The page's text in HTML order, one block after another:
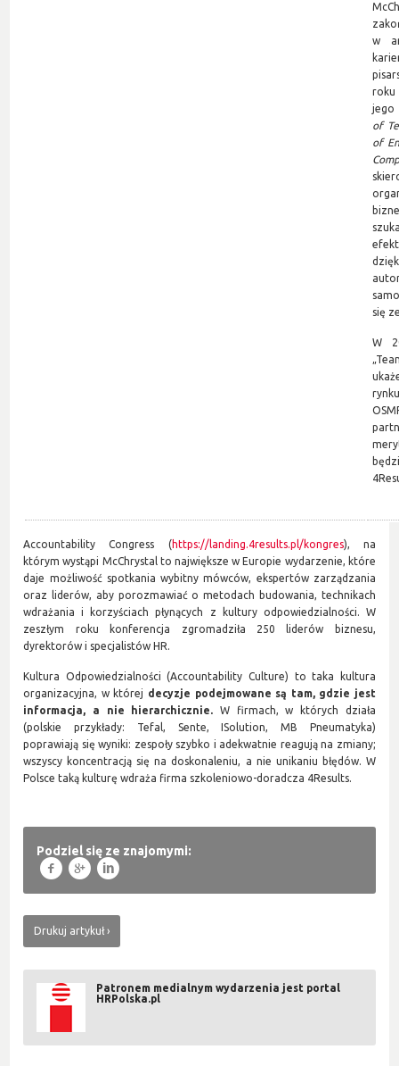
w
jego
of
of
się
W
Accountability Congress (https://landing.4results.pl/kongres), na
którym wystąpi McChrystal to największe w Europie wydarzenie, które
daje możliwość spotkania wybitny mówców, ekspertów zarządzania
oraz liderów, aby porozmawiać o metodach budowania, technikach
wdrażania i korzyściach płynących z kultury odpowiedzialności. W
zeszłym roku konferencja zgromadziła 250 liderów biznesu,
dyrektorów i specjalistów HR.
Kultura Odpowiedzialności (Accountability Culture) to taka kultura
organizacyjna, w której decyzje podejmowane są tam, gdzie jest
informacja, a nie hierarchicznie. W firmach, w których działa
(polskie przykłady: Tefal, Sente, ISolution, MB Pneumatyka)
poprawiają się wyniki: zespoły szybko i adekwatnie reagują na zmiany;
wszyscy koncentracją się na doskonaleniu, a nie unikaniu błędów. W
Polsce taką kulturę wdraża firma szkoleniowo-doradcza 4Results.
Podziel się ze znajomymi:
f g l
Drukuj artykuł
Patronem medialnym wydarzenia jest portal
HRPolska.pl